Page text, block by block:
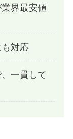
界最安値
対応
一貫して